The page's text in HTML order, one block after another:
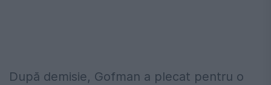
După demisie, Gofman a plecat pentru o